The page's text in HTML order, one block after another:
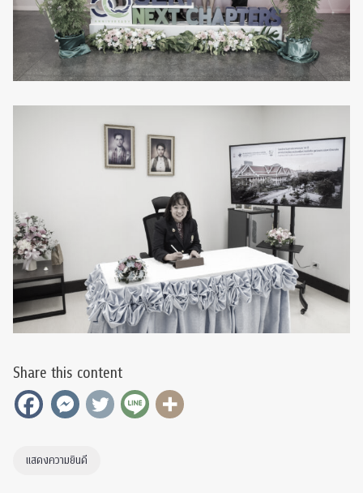
Share this content
แสดงความยินดี